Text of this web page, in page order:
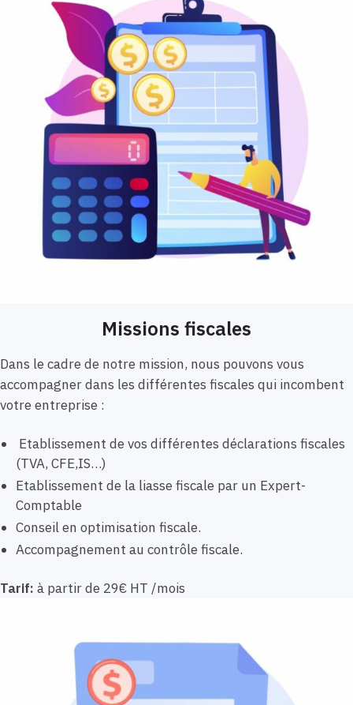
Missions fiscales
Dans le cadre de notre mission, nous pouvons vous
accompagner dans les différentes fiscales qui incombent
votre entreprise :
Etablissement de vos différentes déclarations fiscales
(TVA, CFE,IS…)
Etablissement de la liasse fiscale par un Expert-
Comptable
Conseil en optimisation fiscale.
Accompagnement au contrôle fiscale.
Tarif: à partir de 29€ HT /mois